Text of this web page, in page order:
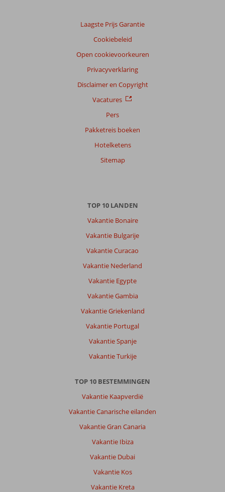
Laagste Prijs Garantie
Cookiebeleid
Open cookievoorkeuren
Privacyverklaring
Disclaimer en Copyright
Vacatures
Pers
Pakketreis boeken
Hotelketens
Sitemap
TOP 10 LANDEN
Vakantie Bonaire
Vakantie Bulgarije
Vakantie Curacao
Vakantie Nederland
Vakantie Egypte
Vakantie Gambia
Vakantie Griekenland
Vakantie Portugal
Vakantie Spanje
Vakantie Turkije
TOP 10 BESTEMMINGEN
Vakantie Kaapverdië
Vakantie Canarische eilanden
Vakantie Gran Canaria
Vakantie Ibiza
Vakantie Dubai
Vakantie Kos
Vakantie Kreta